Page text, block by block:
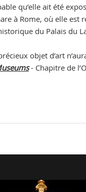
qu’elle ait été
à Rome, où elle est
Musée
objet d’art
- Chapitre de